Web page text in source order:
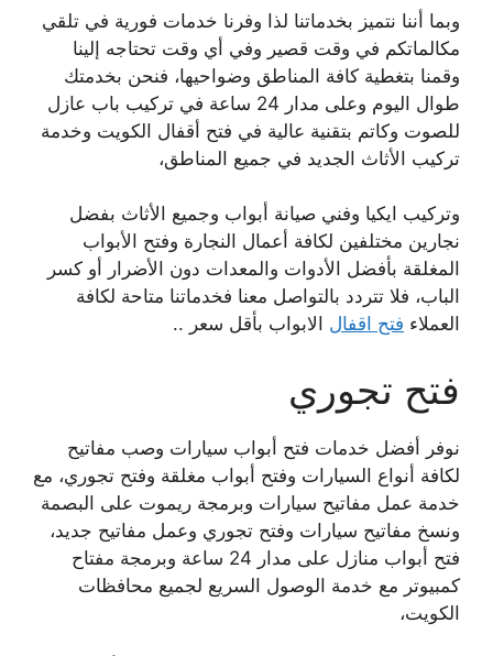
وبما أننا نتميز بخدماتنا لذا وفرنا خدمات فورية في تلقي
مكالماتكم في وقت قصير وفي أي وقت تحتاجه إلينا
وقمنا بتغطية كافة المناطق وضواحيها، فنحن بخدمتك
طوال اليوم وعلى مدار 24 ساعة في تركيب باب عازل
للصوت وكاتم بتقنية عالية في فتح أقفال الكويت وخدمة
تركيب الأثاث الجديد في جميع المناطق،
وتركيب ايكيا وفني صيانة أبواب وجميع الأثاث بفضل
نجارين مختلفين لكافة أعمال النجارة وفتح الأبواب
المغلقة بأفضل الأدوات والمعدات دون الأضرار أو كسر
الباب، فلا تتردد بالتواصل معنا فخدماتنا متاحة لكافة
العملاء فتح اقفال الابواب بأقل سعر ..
فتح تجوري
نوفر أفضل خدمات فتح أبواب سيارات وصب مفاتيح
لكافة أنواع السيارات وفتح أبواب مغلقة وفتح تجوري، مع
خدمة عمل مفاتيح سيارات وبرمجة ريموت على البصمة
ونسخ مفاتيح سيارات وفتح تجوري وعمل مفاتيح جديد،
فتح أبواب منازل على مدار 24 ساعة وبرمجة مفتاح
كمبيوتر مع خدمة الوصول السريع لجميع محافظات
الكويت،